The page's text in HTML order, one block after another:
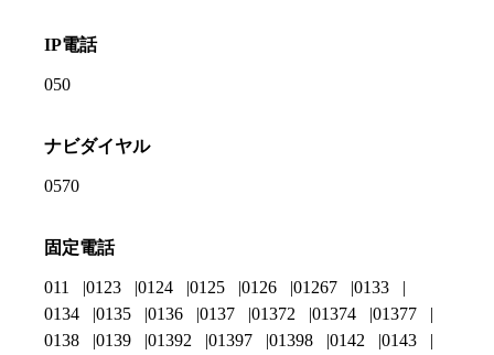
IP電話
050
ナビダイヤル
0570
固定電話
011 0123 0124 0125 0126 01267
0133
0134
0135 0136 0137 01372 01374
01377
0138
0139 01392 01397 01398 0142
0143